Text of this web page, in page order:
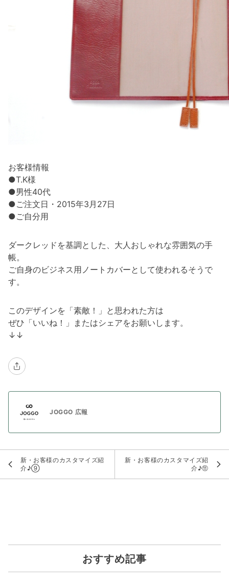
お客様情報
●T.K様
●男性40代
●ご注文日・2015年3月27日
●ご自分用
ダークレッドを基調とした、大人おしゃれな雰囲気の手
帳。
ご自身のビジネス用ノートカバーとして使われるそうで
す。
このデザインを「素敵！」と思われた方は
ぜひ「いいね！」またはシェアをお願いします。
↓↓
JOGGO 広報
新・お客様のカスタマイズ紹
介♪⑨
新・お客様のカスタマイズ紹
介♪⑪
おすすめ記事